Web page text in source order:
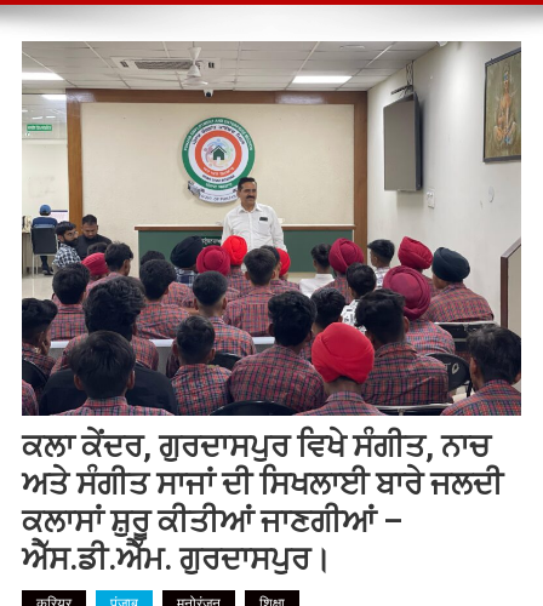
ਕਲਾ ਕੇਂਦਰ, ਗੁਰਦਾਸਪੁਰ ਵਿਖੇ ਸੰਗੀਤ, ਨਾਚ
ਅਤੇ ਸੰਗੀਤ ਸਾਜਾਂ ਦੀ ਸਿਖਲਾਈ ਬਾਰੇ ਜਲਦੀ
ਕਲਾਸਾਂ ਸ਼ੁਰੂ ਕੀਤੀਆਂ ਜਾਣਗੀਆਂ –
ਐੱਸ.ਡੀ.ਐੱਮ. ਗੁਰਦਾਸਪੁਰ।